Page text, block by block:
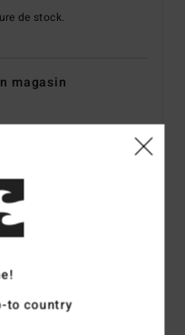
de stock.
magasin
to country